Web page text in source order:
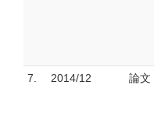
7. 2014/12 論文